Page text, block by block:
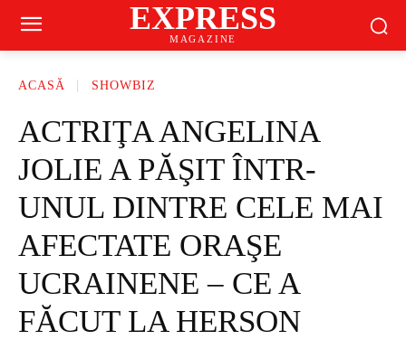
EXPRESS
MAGAZINE
ACASĂ SHOWBIZ
ACTRIŢA ANGELINA
JOLIE A PĂŞIT ÎNTR-
UNUL DINTRE CELE MAI
AFECTATE ORAŞE
UCRAINENE – CE A
FĂCUT LA HERSON